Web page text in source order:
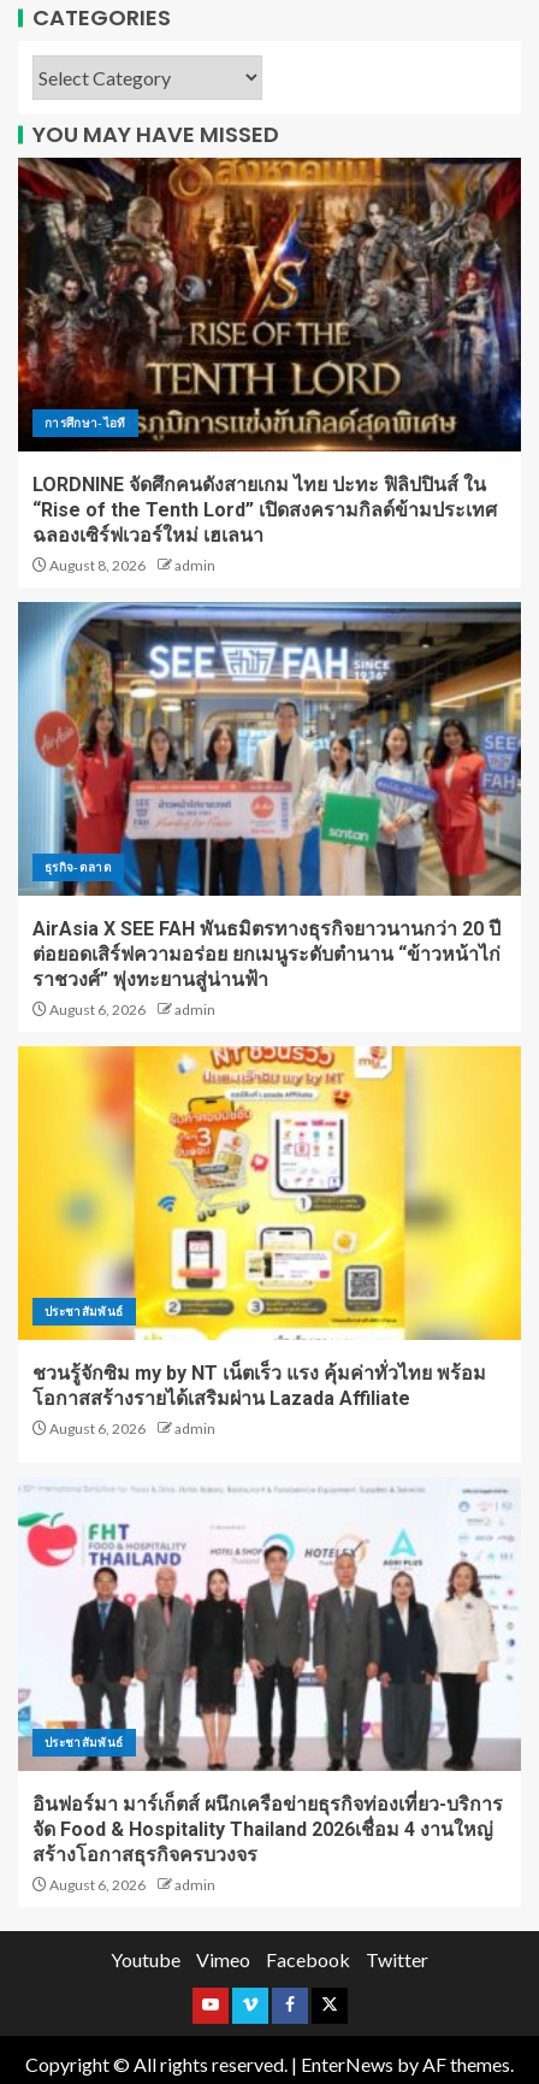
CATEGORIES
YOU MAY HAVE MISSED
การศึกษา-ไอที
LORDNINE จัดศึกคนดังสายเกม ไทย ปะทะ ฟิลิปปินส์ ใน
“Rise of the Tenth Lord” เปิดสงครามกิลด์ข้ามประเทศ
ฉลองเซิร์ฟเวอร์ใหม่ เฮเลนา
August 8, 2026 admin
ธุรกิจ-ตลาด
AirAsia X SEE FAH พันธมิตรทางธุรกิจยาวนานกว่า 20 ปี
ต่อยอดเสิร์ฟความอร่อย ยกเมนูระดับตำนาน “ข้าวหน้าไก่
ราชวงศ์” พุ่งทะยานสู่น่านฟ้า
August 6, 2026 admin
ประชาสัมพันธ์
ชวนรู้จักซิม my by NT เน็ตเร็ว แรง คุ้มค่าทั่วไทย พร้อม
โอกาสสร้างรายได้เสริมผ่าน Lazada Affiliate
August 6, 2026 admin
ประชาสัมพันธ์
อินฟอร์มา มาร์เก็ตส์ ผนึกเครือข่ายธุรกิจท่องเที่ยว-บริการ
จัด Food & Hospitality Thailand 2026เชื่อม 4 งานใหญ่
สร้างโอกาสธุรกิจครบวงจร
August 6, 2026 admin
Youtube Vimeo Facebook Twitter
Copyright © All rights reserved. | EnterNews by AF themes.